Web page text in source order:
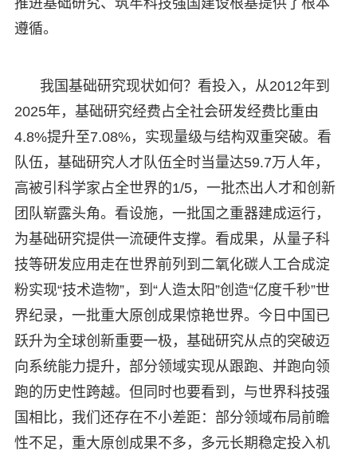
遵循。
我国基础研究现状如何？看投入，从2012年到
2025年，基础研究经费占全社会研发经费比重由
4.8%提升至7.08%，实现量级与结构双重突破。看
队伍，基础研究人才队伍全时当量达59.7万人年，
高被引科学家占全世界的1/5，一批杰出人才和创新
团队崭露头角。看设施，一批国之重器建成运行，
为基础研究提供一流硬件支撑。看成果，从量子科
技等研发应用走在世界前列到二氧化碳人工合成淀
粉实现“技术造物”，到“人造太阳”创造“亿度千秒”世
界纪录，一批重大原创成果惊艳世界。今日中国已
跃升为全球创新重要一极，基础研究从点的突破迈
向系统能力提升，部分领域实现从跟跑、并跑向领
跑的历史性跨越。但同时也要看到，与世界科技强
国相比，我们还存在不小差距：部分领域布局前瞻
性不足，重大原创成果不多，多元长期稳定投入机